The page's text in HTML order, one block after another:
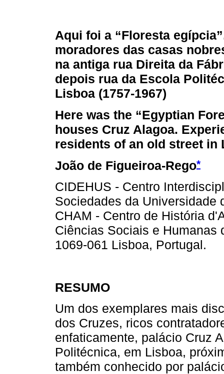
Aqui foi a “Floresta
moradores das casas
na antiga rua Direita da
depois rua da Escola
Lisboa (1757-1967)
Here was the “Egyptian
houses Cruz Alagoa.
residents of an old street in
João de Figueiroa-Rego*
CIDEHUS - Centro
Sociedades da Universidade
CHAM - Centro de História
Ciências Sociais e Humanas
1069-061 Lisboa, Portugal.
RESUMO
Um dos exemplares mais
dos Cruzes, ricos
enfaticamente, palácio Cruz
Politécnica, em Lisboa,
também conhecido por